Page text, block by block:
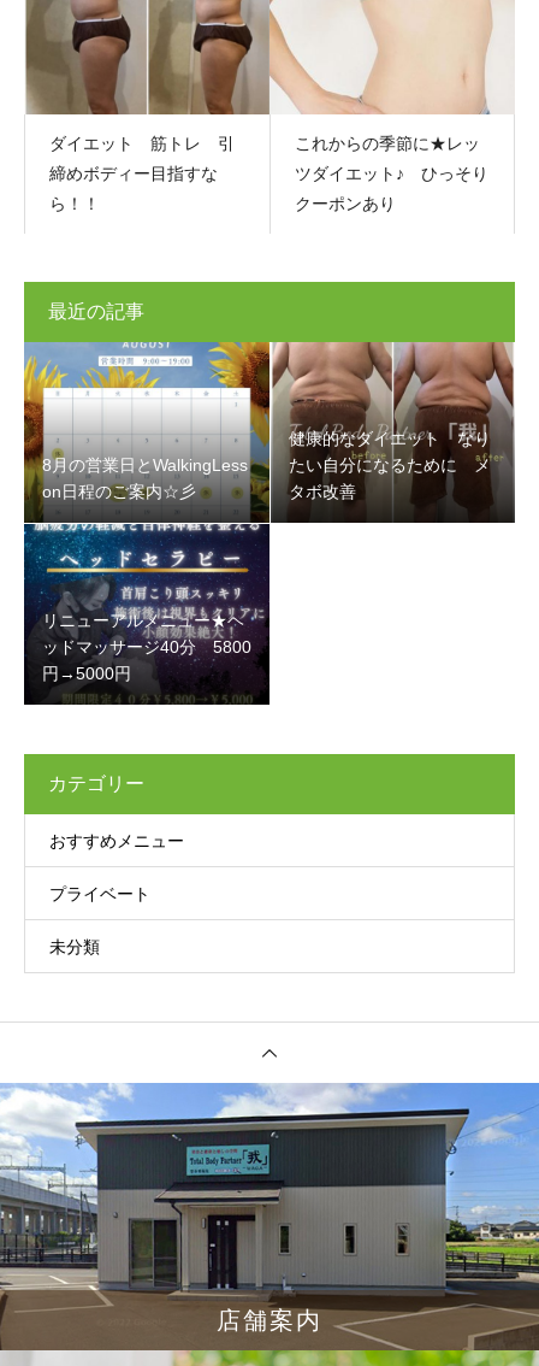
ダイエット 筋トレ 引
締めボディー目指すな
ら！！
これからの季節に★レッ
ツダイエット♪ ひっそり
クーポンあり
最近の記事
8月の営業日とWalkingLess
on日程のご案内☆彡
健康的なダイエット なり
たい自分になるために メ
タボ改善
リニューアルメニュー★ヘ
ッドマッサージ40分 5800
円→5000円
カテゴリー
おすすめメニュー
プライベート
未分類
店舗案内